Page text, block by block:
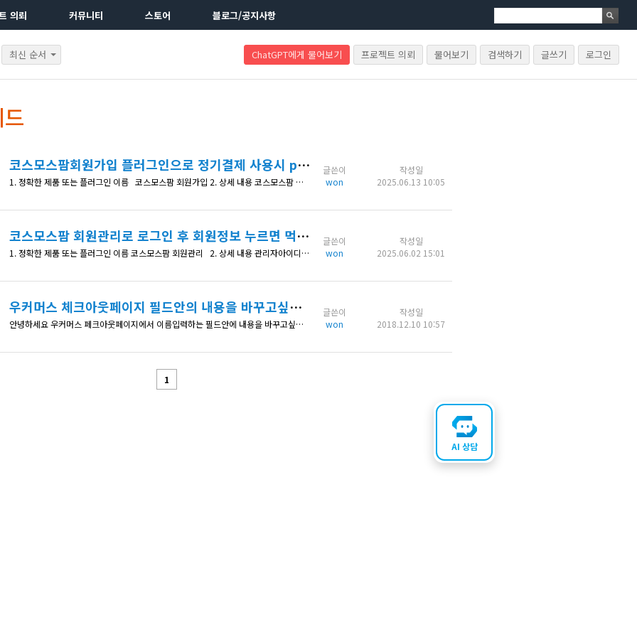
의뢰 커뮤니티 스토어 블로그/공지사항
최신 순서 ChatGPT에게 물어보기 프로젝트 의뢰 물어보기 검색하기 글쓰기 로그인
코스모스팜회원가입 플러그인으로 정기결제 사용시 pg사 가입문의
1. 정확한 제품 또는 플러그인 이름 코스모스팜 회원가입 2. 상세 내용 코스모스팜 회원가입 플러그인으로 정기결제 사용시 pg사를 코스모스팜을 통하여 가입해야만 정기결제를 이용할수 있는지 문의드립니다. 3. 확인 가능한 상세 페이지 주소 4. 수정한 코드 내역 (있다면)
글쓴이
won
작성일
2025.06.13 10:05
코스모스팜 회원관리로 로그인 후 회원정보 누르면 먹통입니다
1. 정확한 제품 또는 플러그인 이름 코스모스팜 회원관리 2. 상세 내용 관리자아이디로 로그인 후 회원정보 누르면 정상적으로 마이페이지로 이동하는데 회원 아이디로 로그인 후 회원정보 누르면 먹통입니다. 3. 확인 가능한 상세 페이지 주소 https://doorbox.kr/ 4. 수정한 코드 내역 (있다면)
글쓴이
won
작성일
2025.06.02 15:01
우커머스 체크아웃페이지 필드안의 내용을 바꾸고싶습니다
안녕하세요 우커머스 페크아웃페이지에서 이름입력하는 필드안에 내용을 바꾸고싶습니다 현재 first name 으로 설정되어있는데 한글로 이름으로 변경하고싶은데 변경할수 있는 방법을 알고싶습니다 ㅠㅠ 감사합니다
글쓴이
won
작성일
2018.12.10 10:57
1
AI 상담